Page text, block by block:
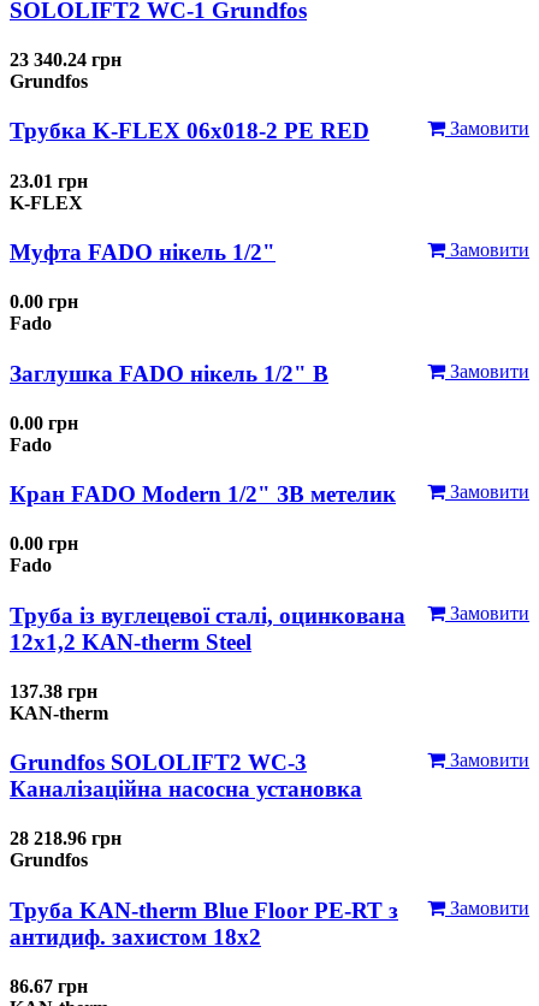
SOLOLIFT2 WC-1 Grundfos
23 340.24 грн
Grundfos
Замовити
Трубка K-FLEX 06x018-2 РЕ RED
23.01 грн
K-FLEX
Замовити
Муфта FADO нікель 1/2"
0.00 грн
Fado
Замовити
Заглушка FADO нікель 1/2" В
0.00 грн
Fado
Замовити
Кран FADO Modern 1/2" ЗВ метелик
0.00 грн
Fado
Замовити
Труба із вуглецевої сталі, оцинкована
12x1,2 KAN-therm Steel
137.38 грн
KAN-therm
Замовити
Grundfos SOLOLIFT2 WC-3
Каналізаційна насосна установка
28 218.96 грн
Grundfos
Замовити
Труба KAN-therm Blue Floor PE-RT з
антидиф. захистом 18х2
86.67 грн